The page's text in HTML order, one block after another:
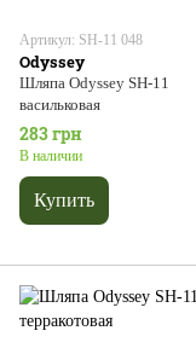
Артикул: SH-11 048
Odyssey
Шляпа Odyssey SH-11
васильковая
283 грн
В наличии
Купить